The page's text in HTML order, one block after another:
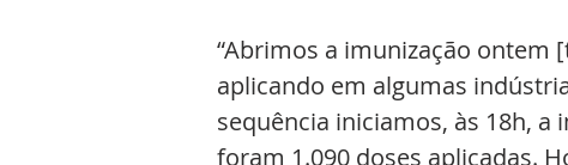
“Abrimos a imunização ontem
aplicando em algumas
sequência iniciamos, às 18h,
foram 1.090 doses aplicadas.